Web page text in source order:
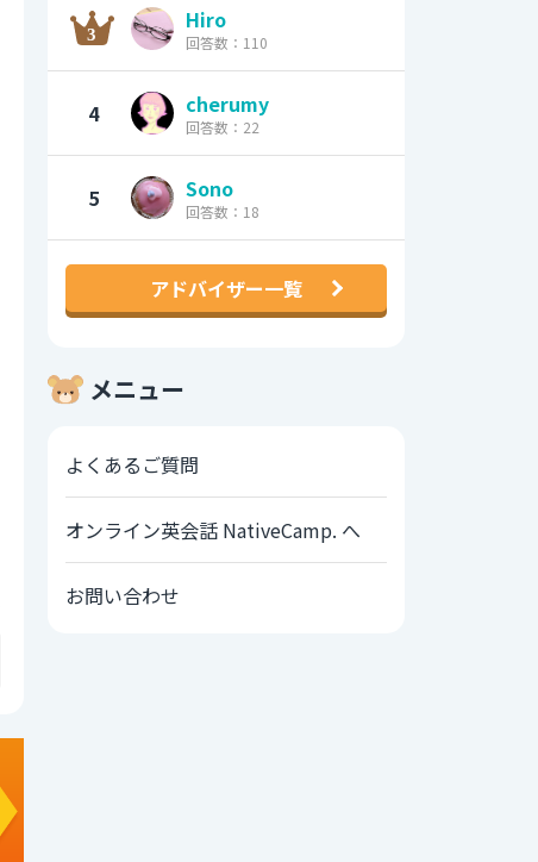
Hiro
回答数：110
4 cherumy
回答数：22
5 Sono
回答数：18
アドバイザー一覧
メニュー
よくあるご質問
オンライン英会話 NativeCamp. へ
お問い合わせ